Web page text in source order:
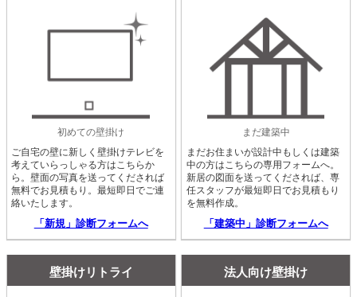
初めての壁掛け
ご自宅の壁に新しく壁掛けテレビを
考えていらっしゃる方はこちらか
ら。壁面の写真を送ってくだされば
無料でお見積もり。最短即日でご連
絡いたします。
「新規」診断フォームへ
まだ建築中
まだお住まいが設計中もしくは建築
中の方はこちらの専用フォームへ。
新居の図面を送ってくだされば、専
任スタッフが最短即日でお見積もり
を無料作成。
「建築中」診断フォームへ
壁掛けリトライ 法人向け壁掛け